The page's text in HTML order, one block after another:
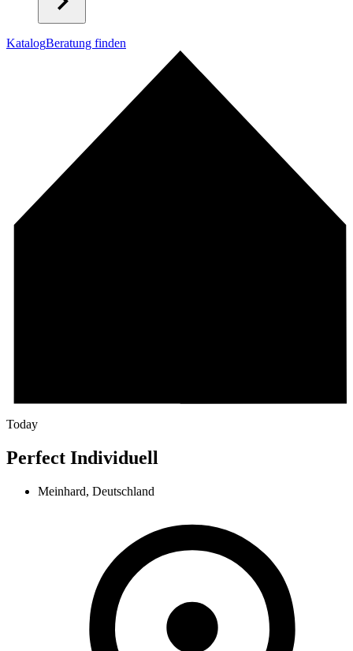
KatalogBeratung finden
Today
Perfect Individuell
Meinhard, Deutschland